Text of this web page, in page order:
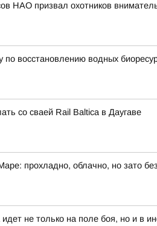
НАО призвал охотников
восстановлению водных
со сваей Rail Baltica в Даугаве
прохладно, облачно, но зато
не только на поле боя, но и в